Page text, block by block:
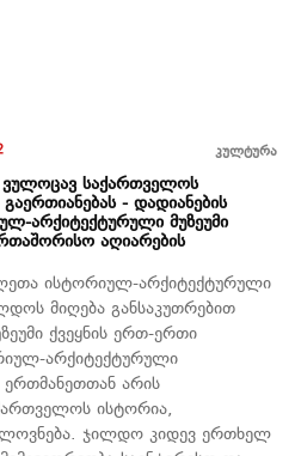
კულტურა
საქართველოს
გაერთიანებას - დადიანების
არქიტექტურული მუზეუმი
აღიარების
ისტორიულ-არქიტექტურული
მიღება განსაკუთრებით
ქვეყნის ერთ-ერთი
არქიტექტურული
არის
ისტორია,
ჯილდო კიდევ ერთხელ